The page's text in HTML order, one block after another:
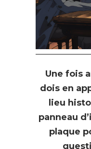
Une fois
dois en
lieu
panneau
plaque